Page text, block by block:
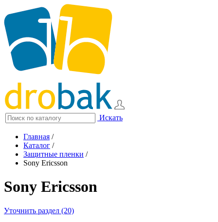
Искать
Главная /
Каталог /
Защитные пленки /
Sony Ericsson
Sony Ericsson
Уточнить раздел (20)